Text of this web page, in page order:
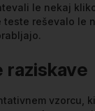
le nekaj
reševalo le
vzorcu,